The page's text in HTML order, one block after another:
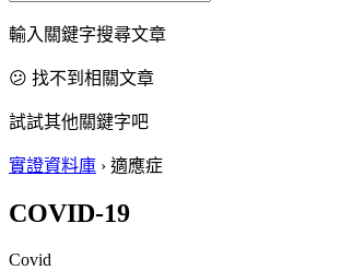
輸入關鍵字搜尋文章
😕 找不到相關文章
試試其他關鍵字吧
實證資料庫 › 適應症
COVID-19
Covid